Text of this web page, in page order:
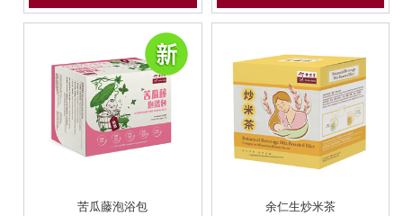
苦瓜藤泡浴包
余仁生炒米茶